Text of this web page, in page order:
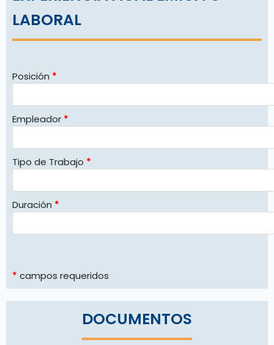
LABORAL
Posición *
Empleador *
Tipo de Trabajo *
Duración *
* campos requeridos
DOCUMENTOS